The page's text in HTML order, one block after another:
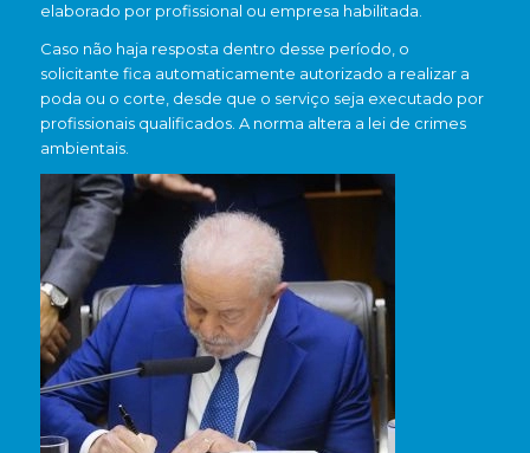
elaborado por profissional ou empresa habilitada.
Caso não haja resposta dentro desse período, o
solicitante fica automaticamente autorizado a realizar a
poda ou o corte, desde que o serviço seja executado por
profissionais qualificados. A norma altera a lei de crimes
ambientais.